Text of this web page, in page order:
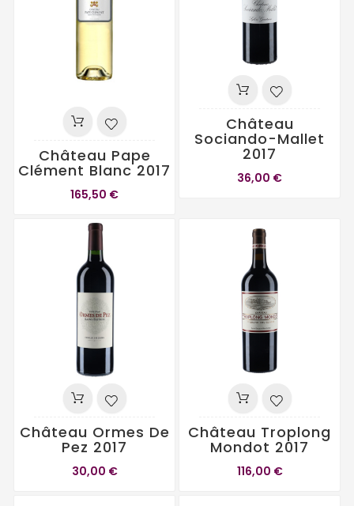
Château Pape
Clément Blanc 2017
165,50 €
Château
Sociando-Mallet
2017
36,00 €
Château Ormes De
Pez 2017
30,00 €
Château Troplong
Mondot 2017
116,00 €